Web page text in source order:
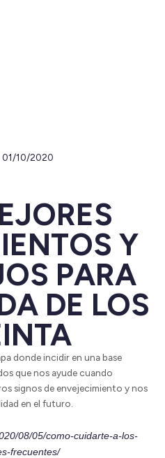
01/10/2020
Y
PARA
DE LOS
donde incidir en una base
que nos ayude cuando
signos de envejecimiento y nos
en el futuro.
08/05/como-cuidarte-a-los-
frecuentes/